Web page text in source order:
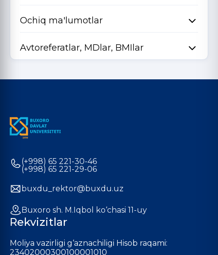
Ochiq ma'lumotlar
Avtoreferatlar, MDlar, BMIlar
(+998) 65 221-30-46
(+998) 65 221-29-06
buxdu_rektor@buxdu.uz
Buxoro sh. M.Iqbol ko‘chasi 11-uy
Rekvizitlar
Moliya vazirligi g‘aznachiligi Hisob raqami:
23402000300100001010